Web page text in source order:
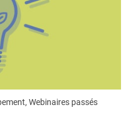
Webinaires passés